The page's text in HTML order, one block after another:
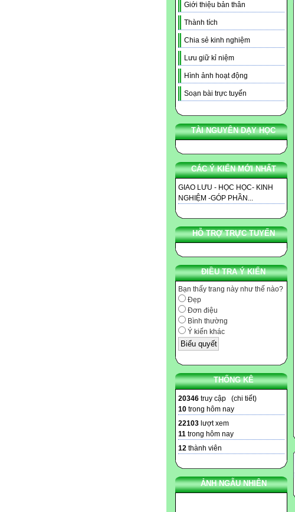
Giới thiệu bản thân
Thành tích
Chia sẻ kinh nghiệm
Lưu giữ kỉ niệm
Hình ảnh hoạt động
Soạn bài trực tuyến
TÀI NGUYÊN DẠY HỌC
CÁC Ý KIẾN MỚI NHẤT
GIAO LƯU - HỌC HỌC- KINH
NGHIỆM -GÓP PHẦN...
HỖ TRỢ TRỰC TUYẾN
ĐIỀU TRA Ý KIẾN
Bạn thấy trang này như thế nào?
Đẹp
Đơn điệu
Bình thường
Ý kiến khác
THỐNG KÊ
20346 truy cập (chi tiết)
10 trong hôm nay
22103 lượt xem
11 trong hôm nay
12 thành viên
ẢNH NGẪU NHIÊN